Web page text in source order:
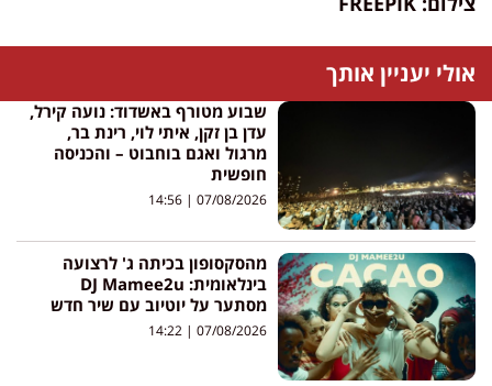
אולי יעניין אותך
שבוע מטורף באשדוד: נועה קירל,
עדן בן זקן, איתי לוי, רינת בר,
מרגול ואגם בוחבוט – והכניסה
חופשית
07/08/2026
מהסקסופון בכיתה ג' לרצועה
בינלאומית: DJ Mamee2u
מסתער על יוטיוב עם שיר חדש
07/08/2026